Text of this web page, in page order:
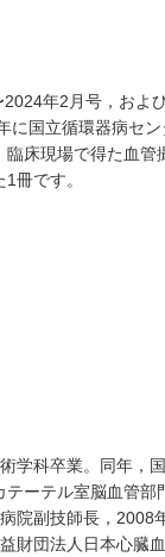
年2月号，およ
国立循環器病セ
床現場で得た血
冊です。
学科卒業。同年，
ーテル室脳血管
院副技師長，2008
財団法人日本心臓